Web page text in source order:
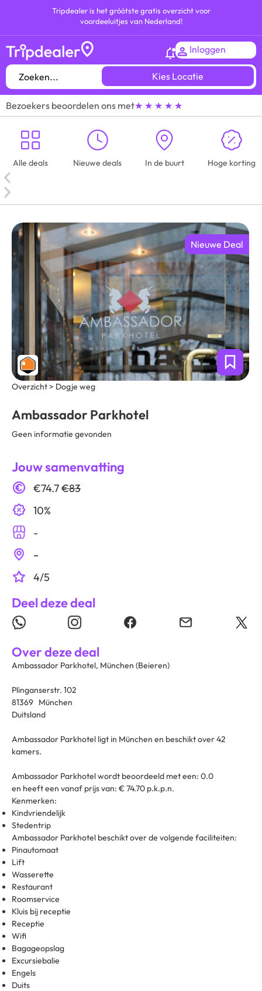
Tripdealer is het gróótste gratis overzicht voor
voordeeluitjes van Nederland!
Inloggen
Kies Locatie
Bezoekers beoordelen ons met★ ★ ★ ★ ★
Alle deals Nieuwe deals In de buurt Hoge korting
Nieuwe Deal
Overzicht > Dogje weg
Ambassador Parkhotel
Geen informatie gevonden
Jouw samenvatting
€74.7€83
10%
-
-
4/5
Deel deze deal
Over deze deal
Ambassador Parkhotel, München (Beieren)
Plinganserstr. 102
81369 München
Duitsland
Ambassador Parkhotel ligt in München en beschikt over 42
kamers.
Ambassador Parkhotel wordt beoordeeld met een: 0.0
en heeft een vanaf prijs van: € 74.70 p.k.p.n.
Kenmerken:
Kindvriendelijk
Stedentrip
Ambassador Parkhotel beschikt over de volgende faciliteiten:
Pinautomaat
Lift
Wasserette
Restaurant
Roomservice
Kluis bij receptie
Receptie
Wifi
Bagageopslag
Excursiebalie
Engels
Duits